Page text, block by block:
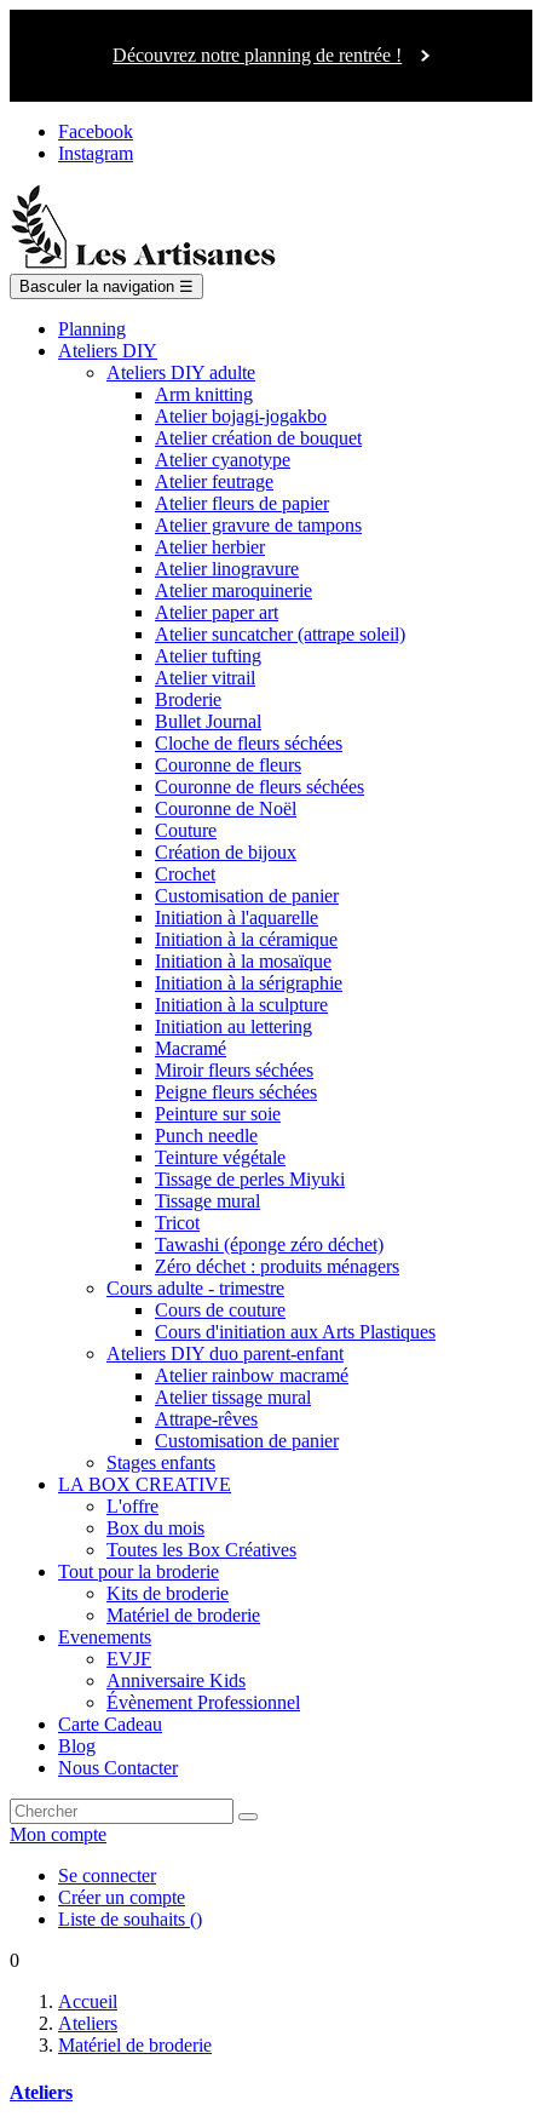
Découvrez notre planning de rentrée !
Facebook
Instagram
Basculer la navigation ☰
Planning
Ateliers DIY
Ateliers DIY adulte
Arm knitting
Atelier bojagi-jogakbo
Atelier création de bouquet
Atelier cyanotype
Atelier feutrage
Atelier fleurs de papier
Atelier gravure de tampons
Atelier herbier
Atelier linogravure
Atelier maroquinerie
Atelier paper art
Atelier suncatcher (attrape soleil)
Atelier tufting
Atelier vitrail
Broderie
Bullet Journal
Cloche de fleurs séchées
Couronne de fleurs
Couronne de fleurs séchées
Couronne de Noël
Couture
Création de bijoux
Crochet
Customisation de panier
Initiation à l'aquarelle
Initiation à la céramique
Initiation à la mosaïque
Initiation à la sérigraphie
Initiation à la sculpture
Initiation au lettering
Macramé
Miroir fleurs séchées
Peigne fleurs séchées
Peinture sur soie
Punch needle
Teinture végétale
Tissage de perles Miyuki
Tissage mural
Tricot
Tawashi (éponge zéro déchet)
Zéro déchet : produits ménagers
Cours adulte - trimestre
Cours de couture
Cours d'initiation aux Arts Plastiques
Ateliers DIY duo parent-enfant
Atelier rainbow macramé
Atelier tissage mural
Attrape-rêves
Customisation de panier
Stages enfants
LA BOX CREATIVE
L'offre
Box du mois
Toutes les Box Créatives
Tout pour la broderie
Kits de broderie
Matériel de broderie
Evenements
EVJF
Anniversaire Kids
Évènement Professionnel
Carte Cadeau
Blog
Nous Contacter
Mon compte
Se connecter
Créer un compte
Liste de souhaits ()
0
Accueil
Ateliers
Matériel de broderie
Ateliers